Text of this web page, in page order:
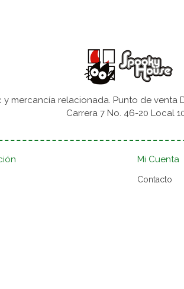
mercancía relacionada. Punto de
Carrera 7 No. 46-20 Local
Mi Cuenta
Contacto